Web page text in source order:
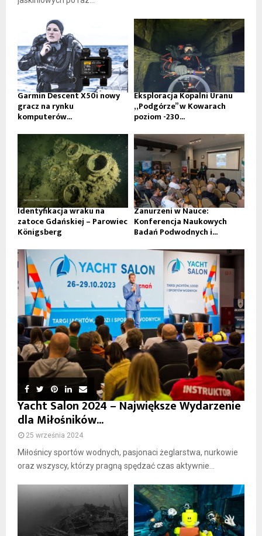
Garmin Descent X50i nowy
gracz na rynku
komputerów...
Eksploracja Kopalni Uranu
„Podgórze” w Kowarach
poziom -230...
Identyfikacja wraku na
zatoce Gdańskiej – Parowiec
Königsberg
Zanurzeni w Nauce:
Konferencja Naukowych
Badań Podwodnych i...
Yacht Salon 2024 – Największe Wydarzenie
dla Miłośników...
25 września 2024
Miłośnicy sportów wodnych, pasjonaci żeglarstwa, nurkowie
oraz wszyscy, którzy pragną spędzać czas aktywnie...